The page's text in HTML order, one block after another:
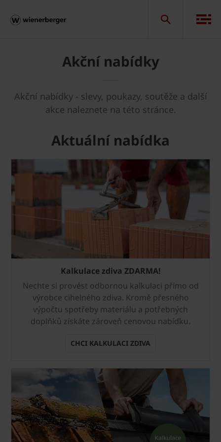
Akční nabídky
Akční nabídky - slevy, poukazy, soutěže a další
akce naleznete na této stránce.
Aktuální nabídka
Kalkulace zdiva ZDARMA!
Nechte si provést odbornou kalkulaci přímo od
výrobce cihelného zdiva. Kromě přesného
výpočtu spotřeby materiálu a potřebných
doplňků získáte zároveň cenovou nabídku.
CHCI KALKULACI ZDIVA